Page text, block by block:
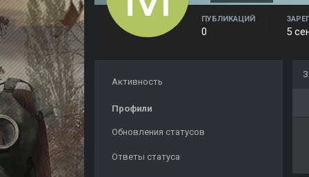
ПУБЛИКАЦИЙ
0 5
Активность
Профили
Обновления статусов
Ответы статуса